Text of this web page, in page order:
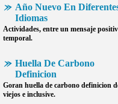
Año Nuevo En
Idiomas
Actividades, entre un mensaje
temporal.
Huella De Carbono
Definicion
Goran huella de carbono definicion
viejos e inclusive.